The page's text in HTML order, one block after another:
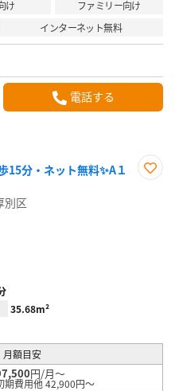
け
ファミリー向け
インターネット無料
電話する
15分・ネット無料✨A１
別区
35.68m²
月額目安
円/月～
期費用他 42,900円～